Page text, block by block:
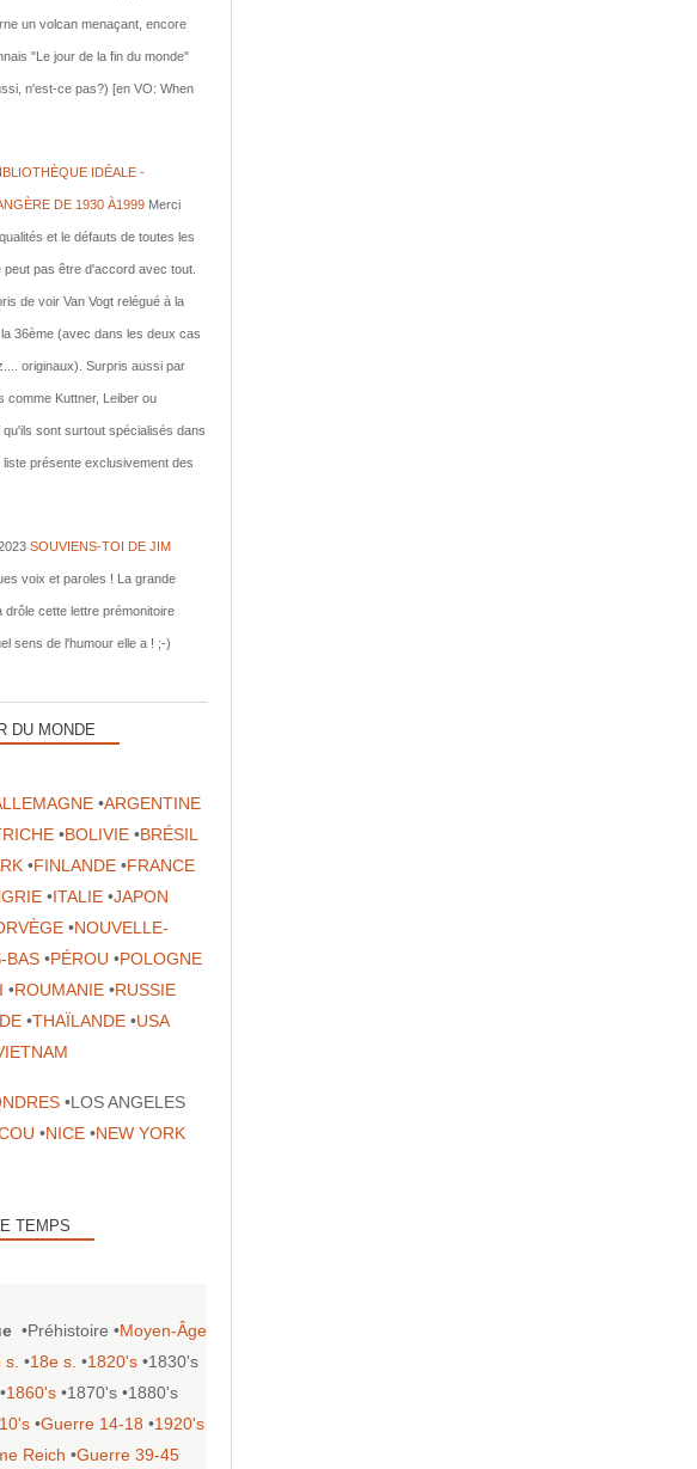
un volcan menaçant, encore
"Le jour de la fin du monde"
n'est-ce pas?) [en VO: When
IDÉALE -
DE 1930 À1999 Merci
et le défauts de toutes les
pas être d'accord avec tout.
de voir Van Vogt relégué à la
36ème (avec dans les deux cas
originaux). Surpris aussi par
comme Kuttner, Leiber ou
sont surtout spécialisés dans
présente exclusivement des
SOUVIENS-TOI DE JIM
voix et paroles ! La grande
cette lettre prémonitoire
sens de l'humour elle a ! ;-)
DU MONDE
•ARGENTINE
•BOLIVIE•BRÉSIL
•FINLANDE •FRANCE
•ITALIE•JAPON
•NOUVELLE-
BAS •PÉROU •POLOGNE
•ROUMANIE •RUSSIE
•THAÏLANDE•USA
•LOS ANGELES
•NICE •NEW YORK
TEMPS
•Préhistoire •Moyen-Âge
•18e s. •1820's •1830's
•1860's •1870's •1880's
•Guerre 14-18 •1920's
Reich •Guerre 39-45